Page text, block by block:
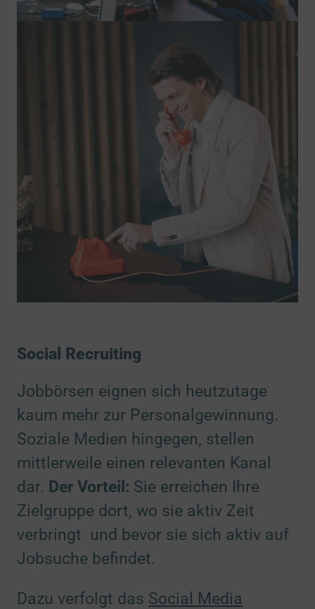
Social Recruiting
Jobbörsen eignen sich heutzutage
kaum mehr zur Personalgewinnung.
Soziale Medien hingegen, stellen
mittlerweile einen relevanten Kanal
dar. Der Vorteil: Sie erreichen Ihre
Zielgruppe dort, wo sie aktiv Zeit
verbringt und bevor sie sich aktiv auf
Jobsuche befindet.
Dazu verfolgt das Social Media